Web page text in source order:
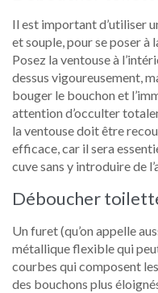
Il est important d’utiliser
et souple, pour se poser à
Posez la ventouse à
dessus vigoureusement,
bouger le bouchon et
attention d’occulter
la ventouse doit être
efficace, car il sera
cuve sans y introduire de
Déboucher
Un furet (qu’on appelle
métallique flexible qui
courbes qui composent
des bouchons plus